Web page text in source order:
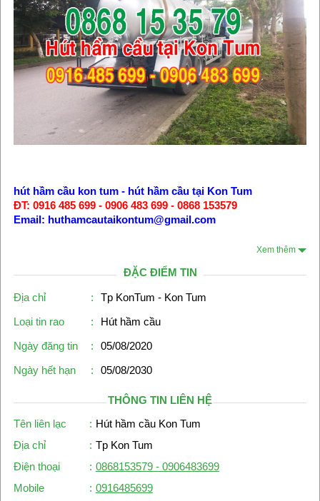
hút hầm cầu kon tum - hút hầm cầu tại Kon Tum
ĐT: 0916 485 699 - 0906 483 699 - 0868 153579
Email: huthamcautaikontum@gmail.com
Xem thêm
ĐẶC ĐIỂM TIN
Địa chỉ :
Tp KonTum - Kon Tum
Loại tin rao
:
Hút hầm cầu
Ngày đăng tin
:
05/08/2020
Ngày hết hạn
: 05/08/2030
THÔNG TIN LIÊN HỆ
Tên liên lạc
: Hút hầm cầu Kon Tum
Địa chỉ
: Tp Kon Tum
Điện thoại
: 0868153579 - 0906483699
Mobile
: 0916485699